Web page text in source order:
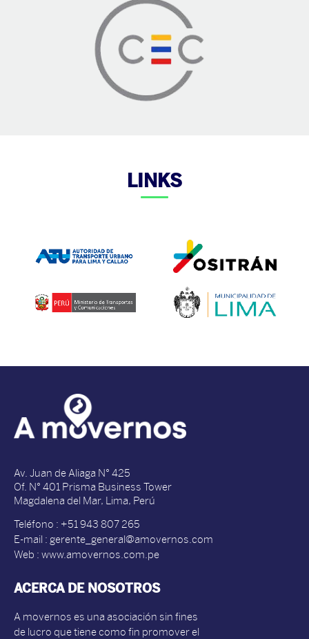
LINKS
Av. Juan de Aliaga N° 425
Of. N° 401 Prisma Business Tower
Magdalena del Mar, Lima, Perú
Teléfono : +51 943 807 265
E-mail : gerente_general@amovernos.com
Web : www.amovernos.com.pe
ACERCA DE NOSOTROS
A movernos es una asociación sin fines
de lucro que tiene como fin promover el